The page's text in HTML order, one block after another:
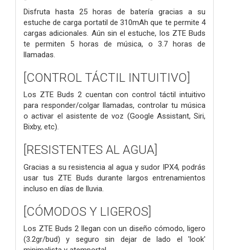
Disfruta hasta 25 horas de batería gracias a su
estuche de carga portatil de 310mAh que te permite 4
cargas adicionales. Aún sin el estuche, los ZTE Buds
te permiten 5 horas de música, o 3.7 horas de
llamadas.
[CONTROL TÁCTIL INTUITIVO]
Los ZTE Buds 2 cuentan con control táctil intuitivo
para responder/colgar llamadas, controlar tu música
o activar el asistente de voz (Google Assistant, Siri,
Bixby, etc).
[RESISTENTES AL AGUA]
Gracias a su resistencia al agua y sudor IPX4, podrás
usar tus ZTE Buds durante largos entrenamientos
incluso en días de lluvia.
[CÓMODOS Y LIGEROS]
Los ZTE Buds 2 llegan con un diseño cómodo, ligero
(3.2gr/bud) y seguro sin dejar de lado el 'look'